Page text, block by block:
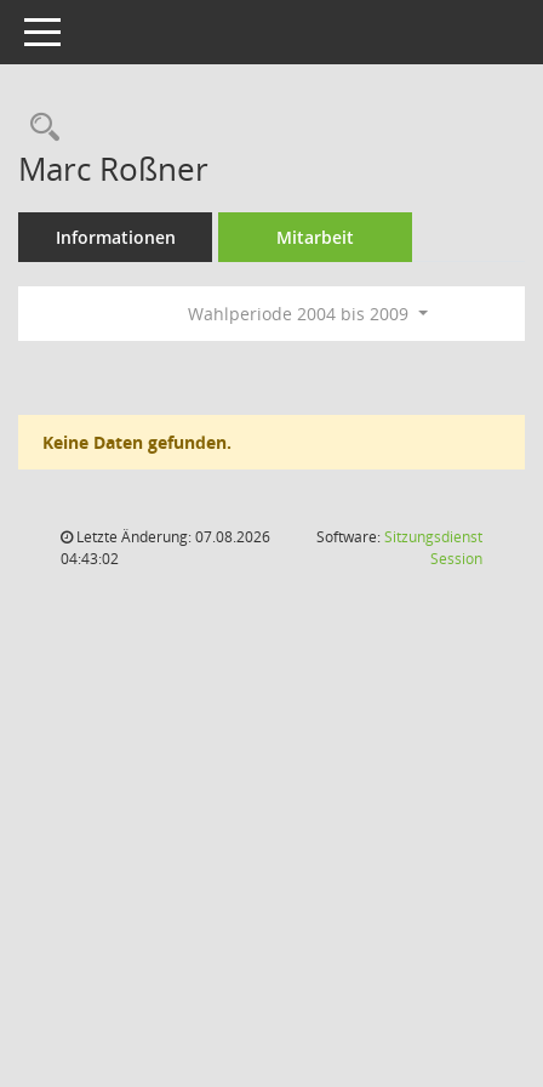
Toggle navigation
Rechercheauswahl
Marc Roßner
Informationen Mitarbeit
Wahlperiode 2004 bis 2009
Keine Daten gefunden.
Letzte Änderung: 07.08.2026
04:43:02
Software:Sitzungsdienst
Session(Wird in